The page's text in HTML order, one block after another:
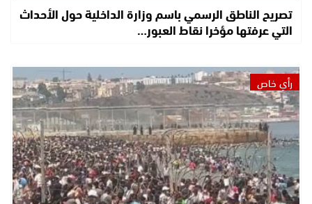
تصريح الناطق الرسمي باسم وزارة الداخلية حول الأحداث
التي عرفتها مؤخرا نقاط العبور…
رأي خاص